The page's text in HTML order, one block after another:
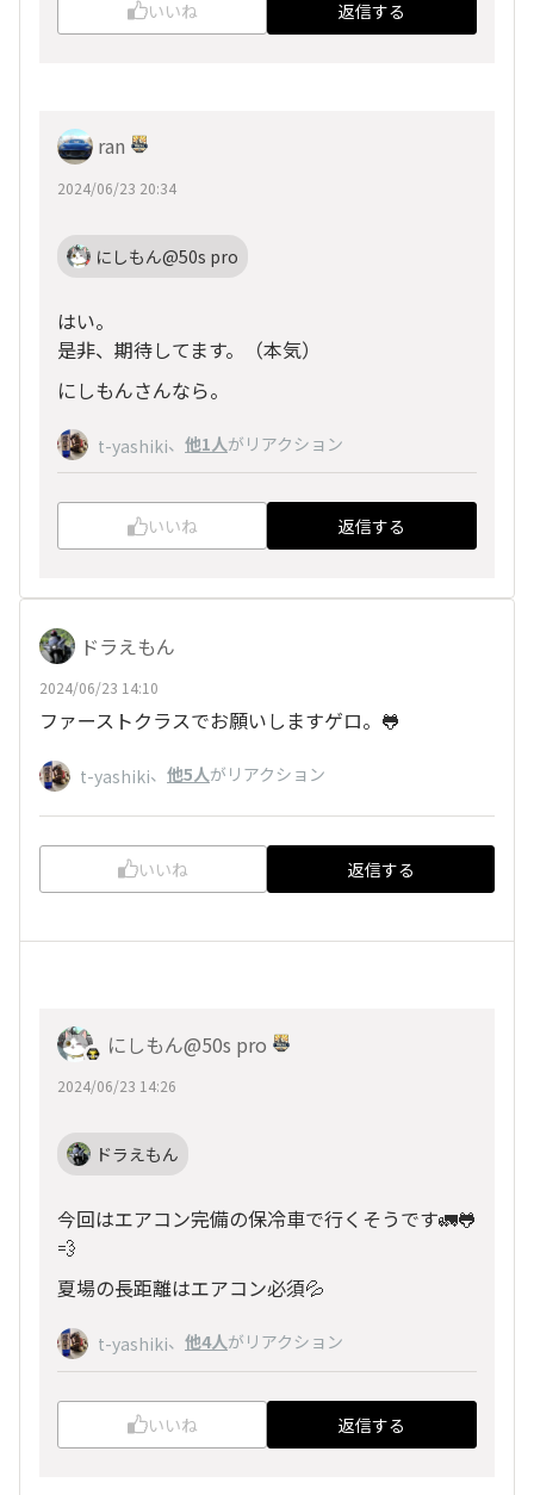
いいね 返信する
ran
2024/06/23 20:34
にしもん@50s pro
はい。
是非、期待してます。（本気）
にしもんさんなら。
t-yashiki、 他1人がリアクション
いいね 返信する
ドラえもん
2024/06/23 14:10
ファーストクラスでお願いしますゲロ。🐸
t-yashiki、 他5人がリアクション
いいね 返信する
にしもん@50s pro
2024/06/23 14:26
ドラえもん
今回はエアコン完備の保冷車で行くそうです🚛🐸
💨
夏場の長距離はエアコン必須💦
t-yashiki、 他4人がリアクション
いいね 返信する